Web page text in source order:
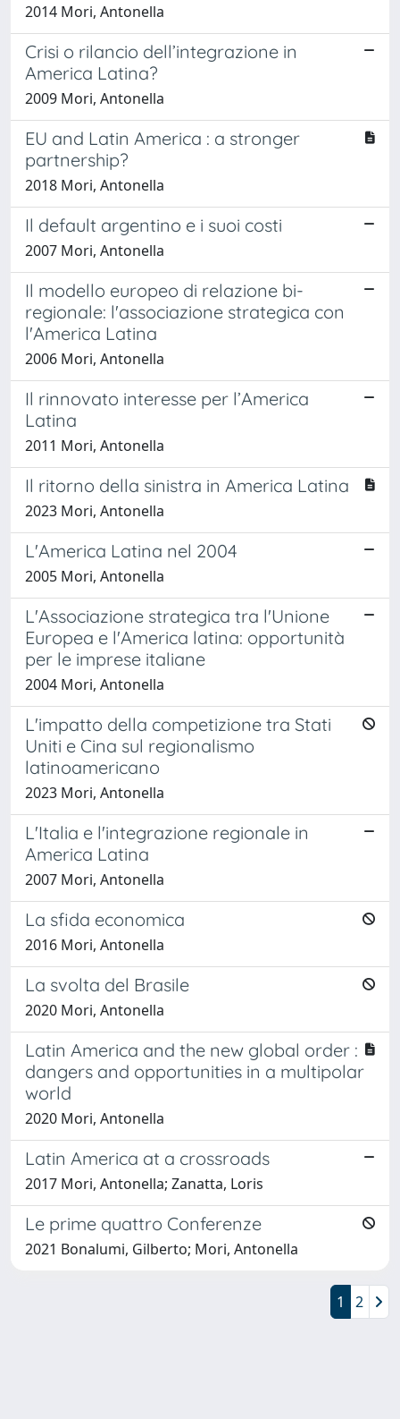
2014 Mori, Antonella
Crisi o rilancio dell’integrazione in
America Latina?
2009 Mori, Antonella
EU and Latin America : a stronger
partnership?
2018 Mori, Antonella
Il default argentino e i suoi costi
2007 Mori, Antonella
Il modello europeo di relazione bi-
regionale: l'associazione strategica con
l'America Latina
2006 Mori, Antonella
Il rinnovato interesse per l’America
Latina
2011 Mori, Antonella
Il ritorno della sinistra in America Latina
2023 Mori, Antonella
L'America Latina nel 2004
2005 Mori, Antonella
L'Associazione strategica tra l'Unione
Europea e l'America latina: opportunità
per le imprese italiane
2004 Mori, Antonella
L'impatto della competizione tra Stati
Uniti e Cina sul regionalismo
latinoamericano
2023 Mori, Antonella
L'Italia e l'integrazione regionale in
America Latina
2007 Mori, Antonella
La sfida economica
2016 Mori, Antonella
La svolta del Brasile
2020 Mori, Antonella
Latin America and the new global order :
dangers and opportunities in a multipolar
world
2020 Mori, Antonella
Latin America at a crossroads
2017 Mori, Antonella; Zanatta, Loris
Le prime quattro Conferenze
2021 Bonalumi, Gilberto; Mori, Antonella
1 2